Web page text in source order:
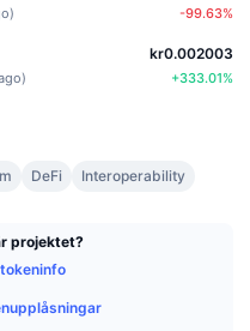
) -99.63%
)
kr0.002003
+333.01%
DeFi
Interoperability
projektet?